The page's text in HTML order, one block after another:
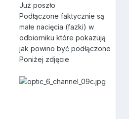
Już poszło
Podłączone faktycznie są
małe nacięcia (fazki) w
odbiorniku które pokazują
jak powino być podłączone
Poniżej zdjęcie